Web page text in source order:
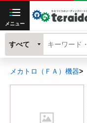
メニュー
すべて
メカトロ（ＦＡ）機器